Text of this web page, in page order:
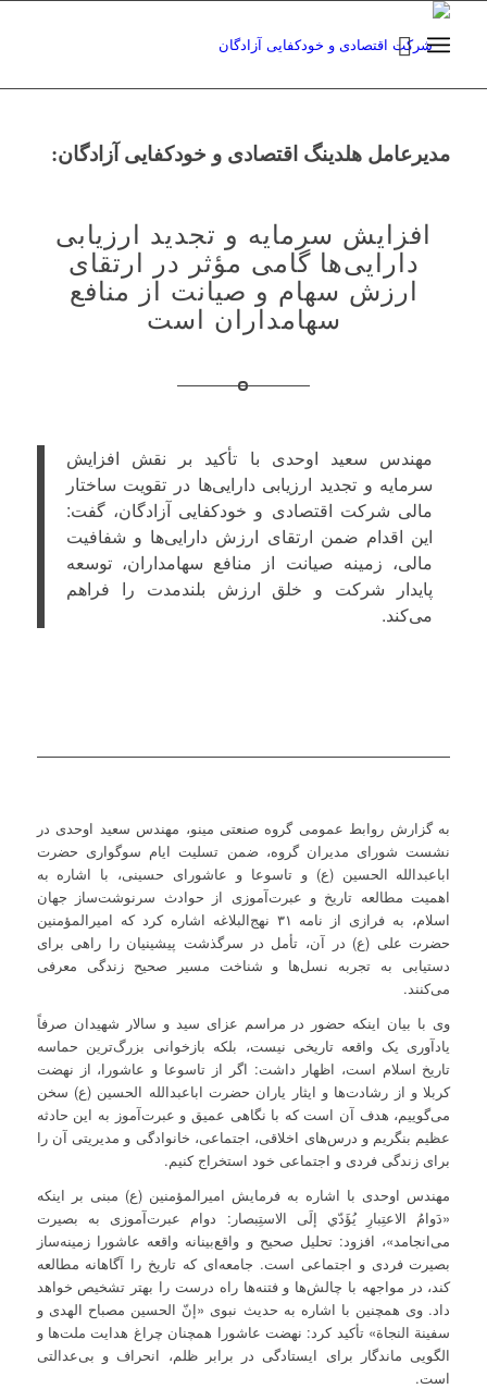
مدیرعامل هلدینگ اقتصادی و خودکفایی آزادگان:
افزایش سرمایه و تجدید ارزیابی
دارایی‌ها گامی مؤثر در ارتقای
ارزش سهام و صیانت از منافع
سهامداران است
مهندس سعید اوحدی با تأکید بر نقش افزایش
سرمایه و تجدید ارزیابی دارایی‌ها در تقویت ساختار
مالی شرکت اقتصادی و خودکفایی آزادگان، گفت:
این اقدام ضمن ارتقای ارزش دارایی‌ها و شفافیت
مالی، زمینه صیانت از منافع سهامداران، توسعه
پایدار شرکت و خلق ارزش بلندمدت را فراهم
می‌کند.
به گزارش روابط عمومی گروه صنعتی مینو، مهندس سعید اوحدی در
نشست شورای مدیران گروه، ضمن تسلیت ایام سوگواری حضرت
اباعبدالله الحسین (ع) و تاسوعا و عاشورای حسینی، با اشاره به
اهمیت مطالعه تاریخ و عبرت‌آموزی از حوادث سرنوشت‌ساز جهان
اسلام، به فرازی از نامه ۳۱ نهج‌البلاغه اشاره کرد که امیرالمؤمنین
حضرت علی (ع) در آن، تأمل در سرگذشت پیشینیان را راهی برای
دستیابی به تجربه نسل‌ها و شناخت مسیر صحیح زندگی معرفی
می‌کنند.
وی با بیان اینکه حضور در مراسم عزای سید و سالار شهیدان صرفاً
یادآوری یک واقعه تاریخی نیست، بلکه بازخوانی بزرگ‌ترین حماسه‌
تاریخ اسلام است، اظهار داشت: اگر از تاسوعا و عاشورا، از نهضت
کربلا و از رشادت‌ها و ایثار یاران حضرت اباعبدالله الحسین (ع) سخن
می‌گوییم، هدف آن است که با نگاهی عمیق و عبرت‌آموز به این حادثه
عظیم بنگریم و درس‌های اخلاقی، اجتماعی، خانوادگی و مدیریتی آن را
برای زندگی فردی و اجتماعی خود استخراج کنیم.
مهندس اوحدی با اشاره به فرمایش امیرالمؤمنین (ع) مبنی بر اینکه
«دَوامُ الاعتِبارِ يُؤَدّي إلَى الاستِبصار: دوام عبرت‌آموزی به بصیرت
می‌انجامد»، افزود: تحلیل صحیح و واقع‌بینانه واقعه عاشورا زمینه‌ساز
بصیرت فردی و اجتماعی است. جامعه‌ای که تاریخ را آگاهانه مطالعه
کند، در مواجهه با چالش‌ها و فتنه‌ها راه درست را بهتر تشخیص خواهد
داد. وی همچنین با اشاره به حدیث نبوی «إنّ الحسین مصباح الهدی و
سفینة النجاة» تأکید کرد: نهضت عاشورا همچنان چراغ هدایت ملت‌ها و
الگویی ماندگار برای ایستادگی در برابر ظلم، انحراف و بی‌عدالتی
است.